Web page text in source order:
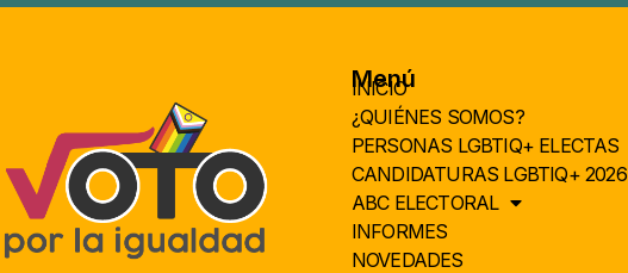
Menú
INICIO
¿QUIÉNES SOMOS?
PERSONAS LGBTIQ+ ELECTAS
CANDIDATURAS LGBTIQ+ 2026
ABC ELECTORAL
INFORMES
NOVEDADES